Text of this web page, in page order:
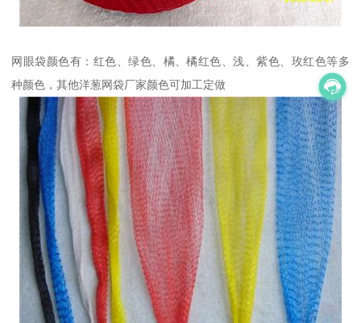
网眼袋颜色有：红色、绿色、橘、橘红色、浅、紫色、玫红色等多
种颜色，其他洋葱网袋厂家颜色可加工定做